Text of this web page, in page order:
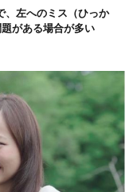
、左へのミス（ひっか
がある場合が多い